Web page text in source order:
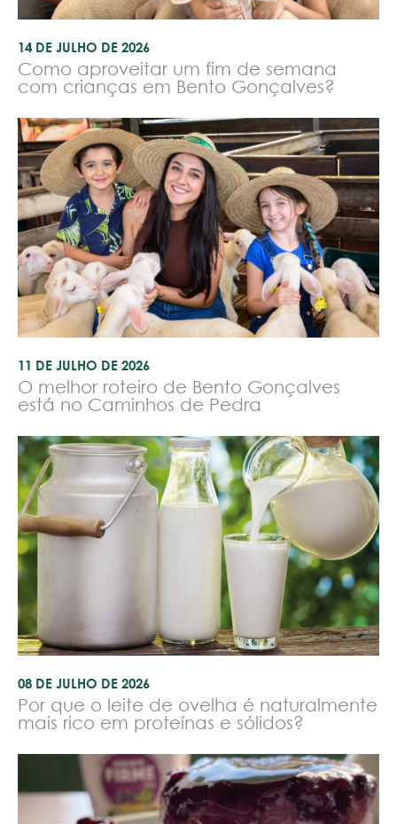
14 DE JULHO DE 2026
Como aproveitar um fim de semana
com crianças em Bento Gonçalves?
11 DE JULHO DE 2026
O melhor roteiro de Bento Gonçalves
está no Caminhos de Pedra
08 DE JULHO DE 2026
Por que o leite de ovelha é naturalmente
mais rico em proteínas e sólidos?